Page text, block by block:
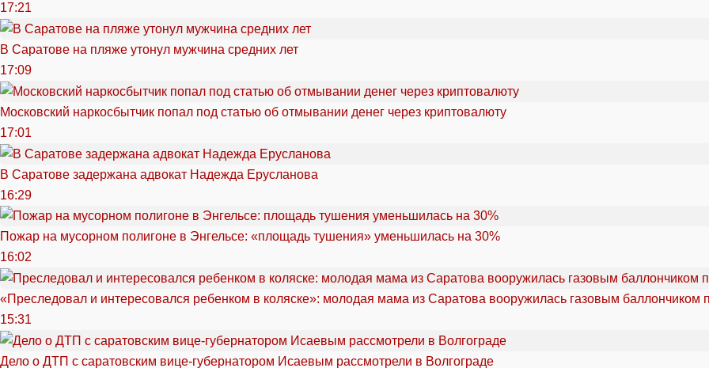
17:21
В Саратове на пляже утонул мужчина средних лет
17:09
Московский наркосбытчик попал под статью об отмывании денег через криптовалюту
17:01
В Саратове задержана адвокат Надежда Ерусланова
16:29
Пожар на мусорном полигоне в Энгельсе: «площадь тушения» уменьшилась на 30%
16:02
«Преследовал и интересовался ребенком в коляске»: молодая мама из Саратова вооружилась газовым баллончиком
15:31
Дело о ДТП с саратовским вице-губернатором Исаевым рассмотрели в Волгограде